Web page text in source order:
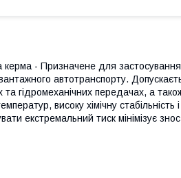
- Призначене для застосування
автотранспорту.
гідромеханічних передачах, а
високу хімічну стабільність
екстремальний тиск мінімізує